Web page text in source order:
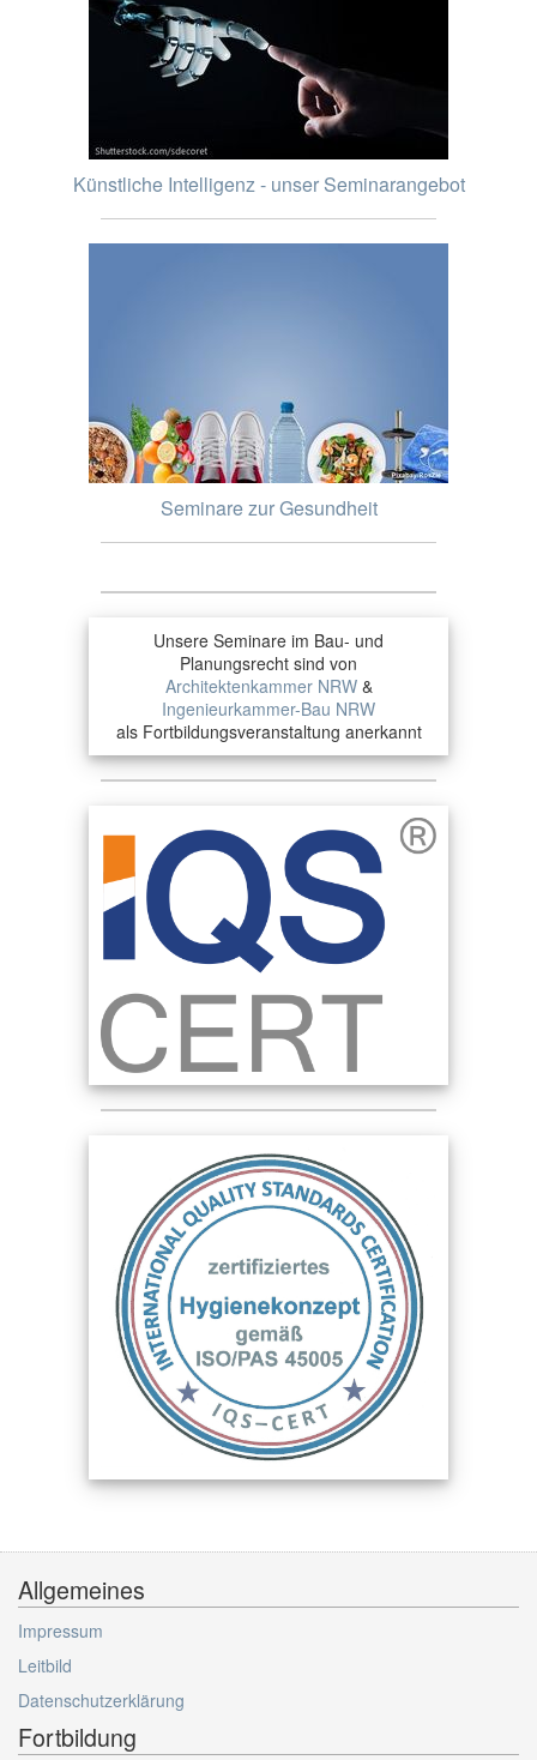
Künstliche Intelligenz - unser Seminarangebot
Seminare zur Gesundheit
Unsere Seminare im Bau- und
Planungsrecht sind von
Architektenkammer NRW&
Ingenieurkammer-Bau NRW
als Fortbildungsveranstaltung anerkannt
Allgemeines
Impressum
Leitbild
Datenschutzerklärung
Fortbildung